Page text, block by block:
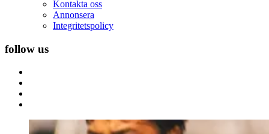
Kontakta oss
Annonsera
Integritetspolicy
follow us